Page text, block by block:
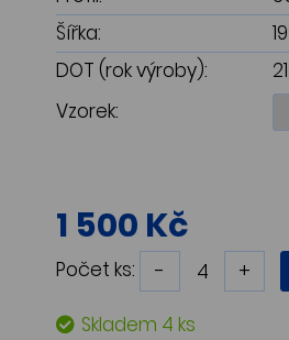
Šířka:
DOT (rok výroby):
Vzorek:
1 500 Kč
Počet ks: - +
Skladem 4 ks